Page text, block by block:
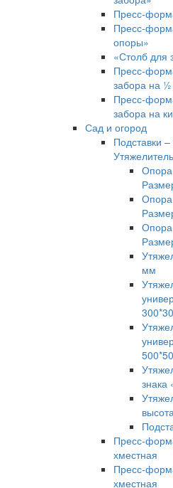
Пресс-
Пресс-
опоры»
«Столб для
Пресс-
забора на ½
Пресс-
забора на
Сад и огород
Подставки
Утяжелитель
Опора
Опора
Опора
мм
знака
Пресс-
хместная
Пресс-
хместная